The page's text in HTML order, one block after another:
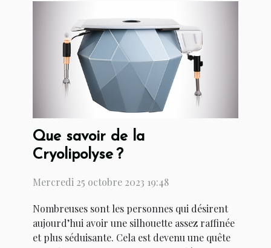
Que savoir de la
Cryolipolyse ?
Mercredi 25 octobre 2023 19:48
Nombreuses sont les personnes qui désirent
aujourd’hui avoir une silhouette assez raffinée
et plus séduisante. Cela est devenu une quête